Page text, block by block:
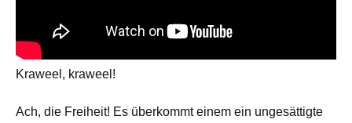
Kraweel, kraweel!
Ach, die Freiheit! Es überkommt einem ein ungesättigte